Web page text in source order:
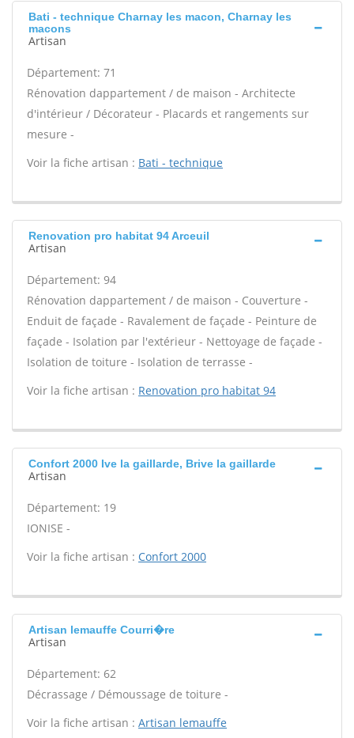
Bati - technique Charnay les macon, Charnay les
macons
Artisan
Département: 71
Rénovation dappartement / de maison - Architecte
d'intérieur / Décorateur - Placards et rangements sur
mesure -
Voir la fiche artisan : Bati - technique
Renovation pro habitat 94 Arceuil
Artisan
Département: 94
Rénovation dappartement / de maison - Couverture -
Enduit de façade - Ravalement de façade - Peinture de
façade - Isolation par l'extérieur - Nettoyage de façade -
Isolation de toiture - Isolation de terrasse -
Voir la fiche artisan : Renovation pro habitat 94
Confort 2000 Ive la gaillarde, Brive la gaillarde
Artisan
Département: 19
IONISE -
Voir la fiche artisan : Confort 2000
Artisan lemauffe Courri�re
Artisan
Département: 62
Décrassage / Démoussage de toiture -
Voir la fiche artisan : Artisan lemauffe